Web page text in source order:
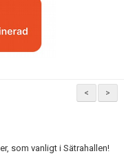
>
<
som vanligt i Sätrahallen!